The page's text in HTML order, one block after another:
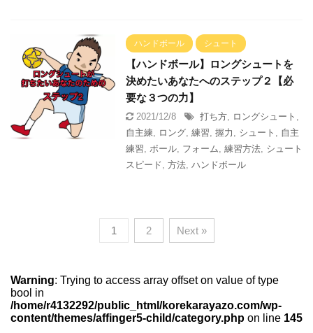
ハンドボール シュート
【ハンドボール】ロングシュートを
決めたいあなたへのステップ２【必
要な３つの力】
2021/12/8 打ち方, ロングシュート ,
自主練, ロング, 練習, 握力 , シュート , 自主
練習, ボール, フォーム, 練習方法, シュート
スピード, 方法, ハンドボール
1 2 Next »
Warning: Trying to access array offset on value of type
bool in
/home/r4132292/public_html/korekarayazo.com/wp-
content/themes/affinger5-child/category.php on line 145